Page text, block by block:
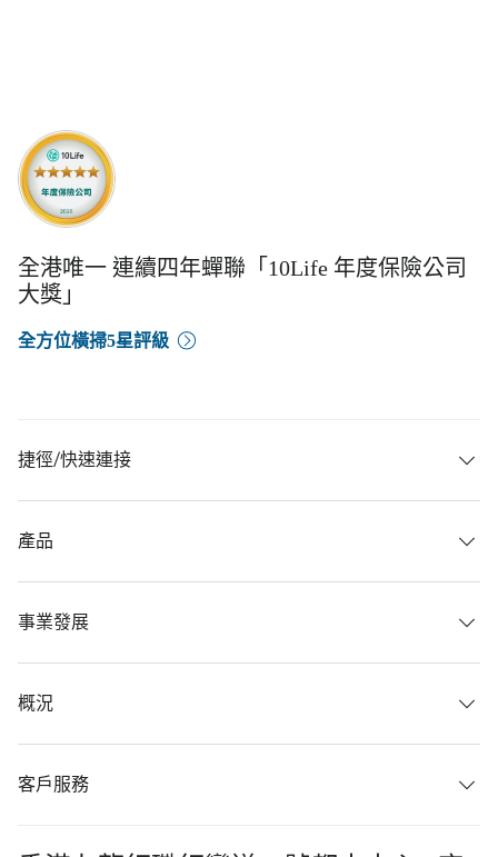
全港唯一 連續四年蟬聯「10Life 年度保險公司
大獎」
全方位橫掃5星評級
捷徑/快速連接
產品
事業發展
概況
客戶服務